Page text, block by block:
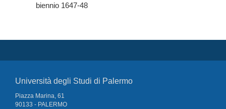
biennio 1647-48
Università degli Studi di Palermo
Piazza Marina, 61
90133 - PALERMO